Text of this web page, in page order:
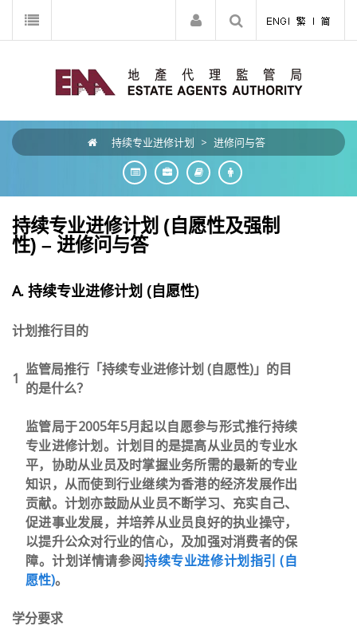
持续专业进修计划 > 进修问与答
持续专业进修计划 (自愿性及强制
性) – 进修问与答
A. 持续专业进修计划 (自愿性)
计划推行目的
1
监管局推行「持续专业进修计划 (自愿性)」的目
的是什么？
监管局于2005年5月起以自愿参与形式推行持续
专业进修计划。计划目的是提高从业员的专业水
平，协助从业员及时掌握业务所需的最新的专业
知识，从而使到行业继续为香港的经济发展作出
贡献。计划亦鼓励从业员不断学习、充实自己、
促进事业发展，并培养从业员良好的执业操守，
以提升公众对行业的信心，及加强对消费者的保
障。计划详情请参阅持续专业进修计划指引 (自
愿性)。
学分要求